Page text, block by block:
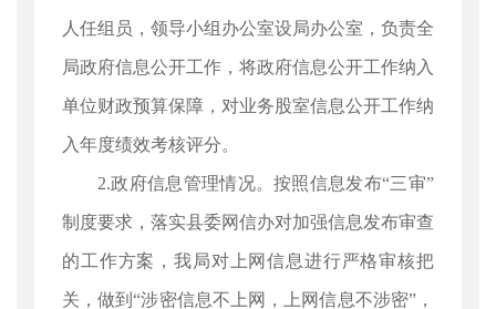
人任组员，领导小组办公室设局办公室，负责全
局政府信息公开工作，将政府信息公开工作纳入
单位财政预算保障，对业务股室信息公开工作纳
入年度绩效考核评分。
2.政府信息管理情况。按照信息发布“三审”
制度要求，落实县委网信办对加强信息发布审查
的工作方案，我局对上网信息进行严格审核把
关，做到“涉密信息不上网，上网信息不涉密”，